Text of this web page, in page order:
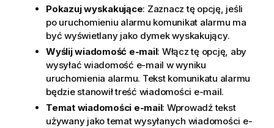
Pokazuj wyskakujące: Zaznacz tę opcję, jeśli
po uruchomieniu alarmu komunikat alarmu ma
być wyświetlany jako dymek wyskakujący.
Wyślij wiadomość e-mail: Włącz tę opcję, aby
wysyłać wiadomość e-mail w wyniku
uruchomienia alarmu. Tekst komunikatu alarmu
będzie stanowił treść wiadomości e-mail.
Temat wiadomości e-mail: Wprowadź tekst
używany jako temat wysyłanych wiadomości e-